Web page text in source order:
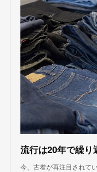
今、古着が再注目されて